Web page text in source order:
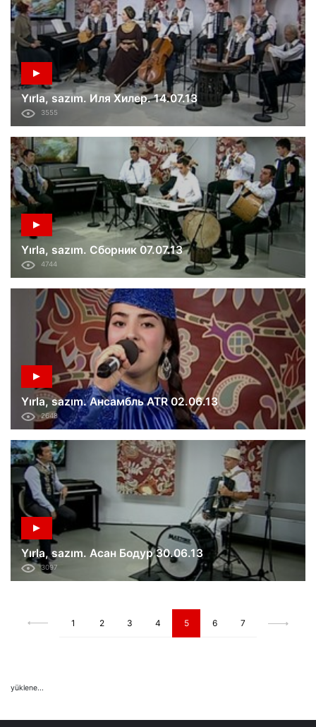
Yırla, sazım. Иля Хилер. 14.07.13
3555
Yırla, sazım. Сборник 07.07.13
4744
Yırla, sazım. Ансамбль ATR 02.06.13
2648
Yırla, sazım. Асан Бодур 30.06.13
3097
1 2 3 4 5 6 7
yüklene...